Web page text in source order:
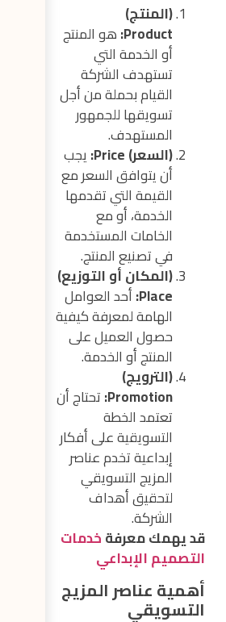
(المنتج)
Product: هو المنتج
أو الخدمة التي
تستهدف الشركة
القيام بحملة من أجل
تسويقها للجمهور
المستهدف.
(السعر) Price: يجب
أن يتوافق السعر مع
القيمة التي تقدمها
الخدمة، أو مع
الخامات المستخدمة
في تصنيع المنتج.
(المكان أو التوزيع)
Place: أحد العوامل
الهامة لمعرفة كيفية
حصول العميل على
المنتج أو الخدمة.
(الترويج)
Promotion: تحتاج أن
تعتمد الخطة
التسويقية على أفكار
إبداعية تخدم عناصر
المزيج التسويقي
لتحقيق أهداف
الشركة.
قد يهمك معرفةخدمات
التصميم الإبداعي
أهمية عناصر المزيج
التسويقي